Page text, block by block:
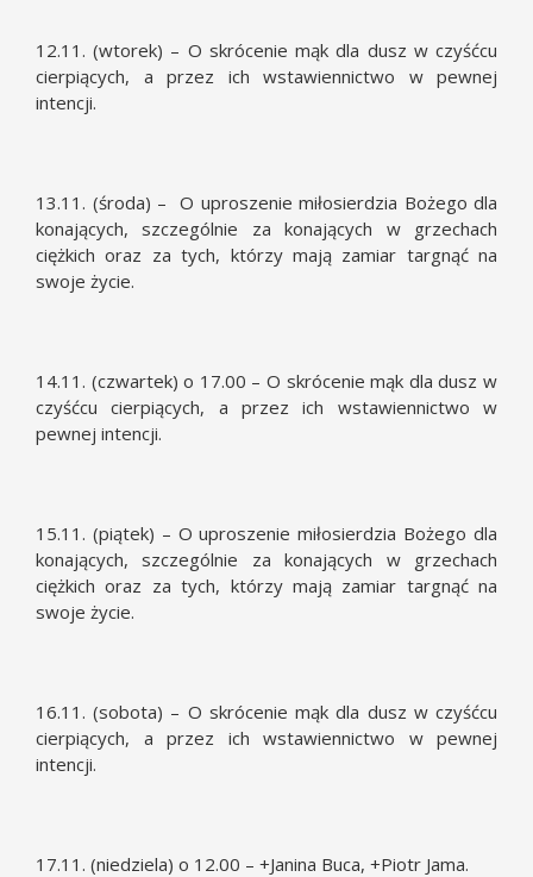
12.11. (wtorek) – O skrócenie mąk dla dusz w czyśćcu
cierpiących, a przez ich wstawiennictwo w pewnej
intencji.
13.11. (środa) – O uproszenie miłosierdzia Bożego dla
konających, szczególnie za konających w grzechach
ciężkich oraz za tych, którzy mają zamiar targnąć na
swoje życie.
14.11. (czwartek) o 17.00 – O skrócenie mąk dla dusz w
czyśćcu cierpiących, a przez ich wstawiennictwo w
pewnej intencji.
15.11. (piątek) – O uproszenie miłosierdzia Bożego dla
konających, szczególnie za konających w grzechach
ciężkich oraz za tych, którzy mają zamiar targnąć na
swoje życie.
16.11. (sobota) – O skrócenie mąk dla dusz w czyśćcu
cierpiących, a przez ich wstawiennictwo w pewnej
intencji.
17.11. (niedziela) o 12.00 – +Janina Buca, +Piotr Jama.